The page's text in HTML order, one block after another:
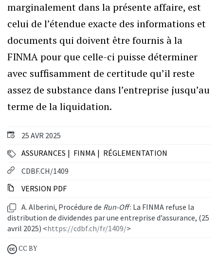
25 AVR 2025
ASSURANCES
FINMA
RÉGLEMENTATION
CDBF.CH/1409
VERSION PDF
A. Alberini, Procédure de Run-Off: La FINMA refuse la
distribution de dividendes par une entreprise d’assurance, (25
avril 2025) <https://cdbf.ch/fr/1409/>
CC BY
marginalement dans la présente affaire, est
celui de l’étendue exacte des informations et
documents qui doivent être fournis à la
FINMA pour que celle-ci puisse déterminer
avec suffisamment de certitude qu’il reste
assez de substance dans l’entreprise jusqu’au
terme de la liquidation.